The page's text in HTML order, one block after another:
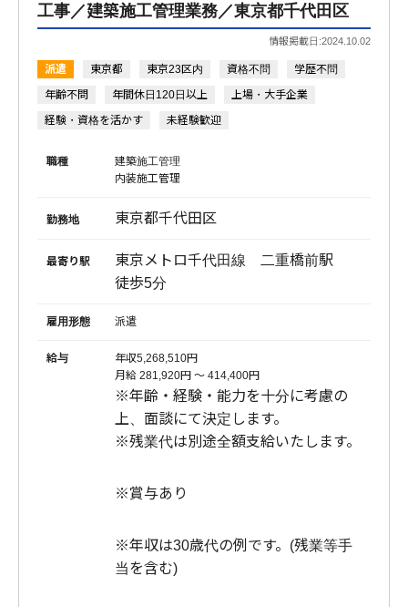
工事／建築施工管理業務／東京都千代田区
情報掲載日:2024.10.02
派遣 東京都 東京23区内 資格不問
学歴不問
年齢不問
年間休日120日以上
上場・大手企業
経験・資格を活かす
未経験歓迎
職種
建築施工管理
内装施工管理
勤務地 東京都千代田区
最寄り駅
東京メトロ千代田線 二重橋前駅
徒歩5分
雇用形態 派遣
給与
年収5,268,510円
月給 281,920円 〜 414,400円
※年齢・経験・能力を十分に考慮の
上、面談にて決定します。
※残業代は別途全額支給いたします。
※賞与あり
※年収は30歳代の例です。(残業等手
当を含む)
給与シミュレーション
かんたん登録
プライバシーポリシー
© 2021 ACT Engine All Rights Reserved.